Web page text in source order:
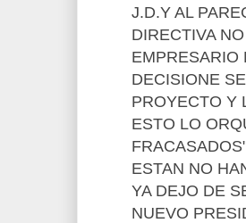
J.D.Y AL
DIRECTIVA
EMPRESARIO
DECISIONE
PROYECTO Y
ESTO LO
ESTAN NO
YA DEJO DE
NUEVO